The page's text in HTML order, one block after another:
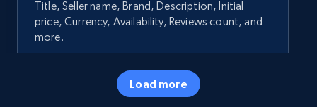
Title, Seller name, Brand, Description, Initial
price, Currency, Availability, Reviews count, and
more.
5.7K+ Comece agora
Load more